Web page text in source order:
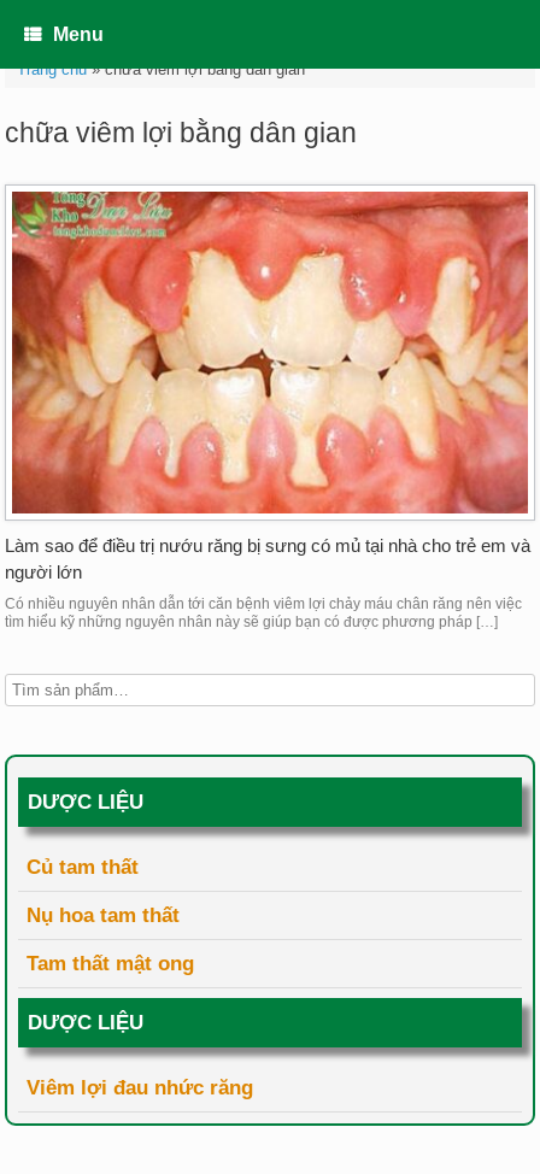
Menu
Trang chủ»chữa viêm lợi bằng dân gian
chữa viêm lợi bằng dân gian
Làm sao để điều trị nướu răng bị sưng có mủ tại nhà cho trẻ em và
người lớn
Có nhiều nguyên nhân dẫn tới căn bệnh viêm lợi chảy máu chân răng nên việc
tìm hiểu kỹ những nguyên nhân này sẽ giúp bạn có được phương pháp […]
DƯỢC LIỆU
Củ tam thất
Nụ hoa tam thất
Tam thất mật ong
DƯỢC LIỆU
Viêm lợi đau nhức răng